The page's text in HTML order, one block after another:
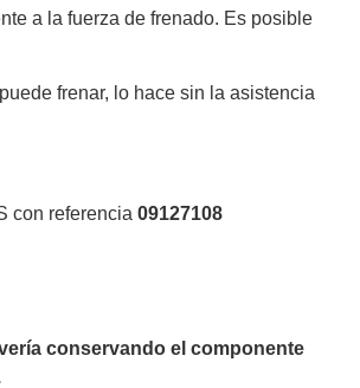
a la fuerza de frenado. Es posible
frenar, lo hace sin la asistencia
con referencia 09127108
conservando el componente